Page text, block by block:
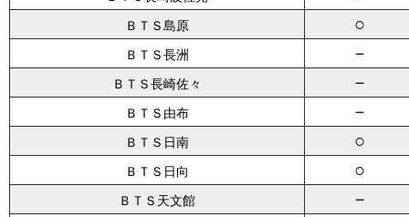
ＢＴＳ島原 ○
ＢＴＳ長洲 －
ＢＴＳ長崎佐々 －
ＢＴＳ由布 －
ＢＴＳ日南 ○
ＢＴＳ日向 ○
ＢＴＳ天文館 －